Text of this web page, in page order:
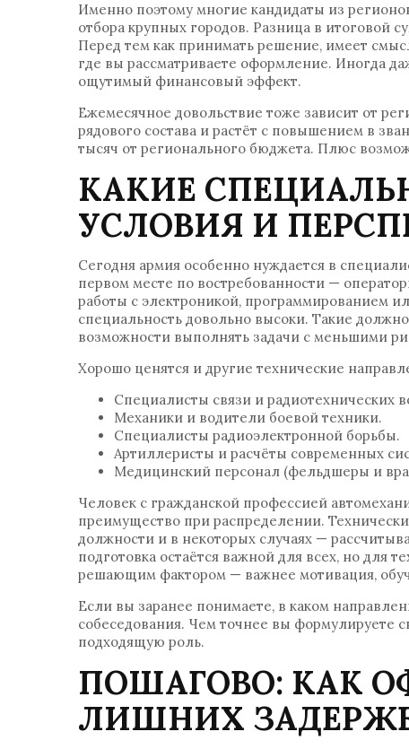
Именно поэтому многие кандидаты из
отбора крупных городов. Разница в итоговой
Перед тем как принимать решение, имеет
где вы рассматриваете оформление. Иногда
ощутимый финансовый эффект.
Ежемесячное довольствие тоже зависит от
рядового состава и растёт с повышением в
тысяч от регионального бюджета. Плюс
КАКИЕ
УСЛОВИЯ И
Сегодня армия особенно нуждается в
первом месте по востребованности —
работы с электроникой, программированием
специальность довольно высоки. Такие
возможности выполнять задачи с меньшими
Хорошо ценятся и другие технические
Специалисты связи и радиотехнических
Механики и водители боевой техники.
Специалисты радиоэлектронной борьбы.
Артиллеристы и расчёты современных
Медицинский персонал (фельдшеры и
Человек с гражданской профессией
преимущество при распределении.
должности и в некоторых случаях —
подготовка остаётся важной для всех, но для
решающим фактором — важнее мотивация,
Если вы заранее понимаете, в каком
собеседования. Чем точнее вы формулируете
подходящую роль.
ПОШАГОВО: КАК
ЛИШНИХ